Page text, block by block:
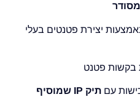
יצירת פטנטים בעלי
בקשות פטנט
עם תיק
שמוסיף